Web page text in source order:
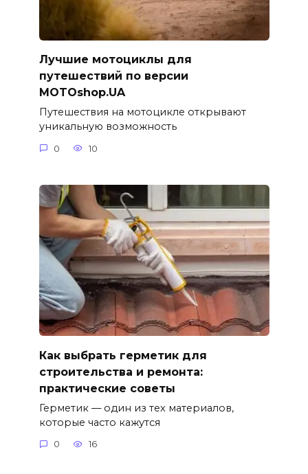
Лучшие мотоциклы для
путешествий по версии
MOTOshop.UA
Путешествия на мотоцикле открывают
уникальную возможность
0 10
Как выбрать герметик для
строительства и ремонта:
практические советы
Герметик — один из тех материалов,
которые часто кажутся
0 16